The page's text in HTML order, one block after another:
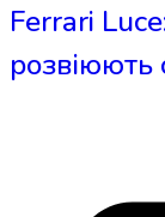
Ferrari